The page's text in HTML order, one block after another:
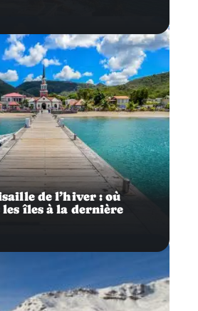
de l’hiver : où
îles à la dernière